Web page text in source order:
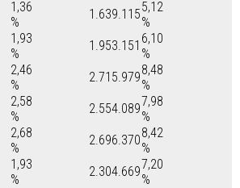
1,36
%
1.639.1155,12
%
1,93
%
1.953.151 6,10
%
2,46
%
2.715.9798,48
%
2,58
%
2.554.0897,98
%
2,68
%
2.696.3708,42
%
1,93
%
2.304.6697,20
%